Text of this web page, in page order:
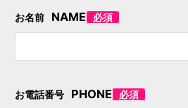
お名前 NAME 必須
お電話番号 PHONE 必須